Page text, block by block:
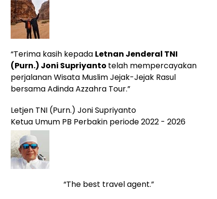
“Terima kasih kepada Letnan Jenderal TNI
(Purn.) Joni Supriyanto telah mempercayakan
perjalanan Wisata Muslim Jejak-Jejak Rasul
bersama Adinda Azzahra Tour.”
Letjen TNI (Purn.) Joni Supriyanto
Ketua Umum PB Perbakin periode 2022 - 2026
“The best travel agent.”